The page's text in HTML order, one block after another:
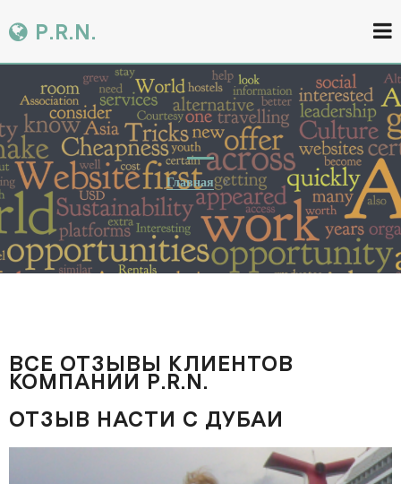
P.R.N.
Главная
ВСЕ ОТЗЫВЫ КЛИЕНТОВ
КОМПАНИИ P.R.N.
ОТЗЫВ НАСТИ С ДУБАИ